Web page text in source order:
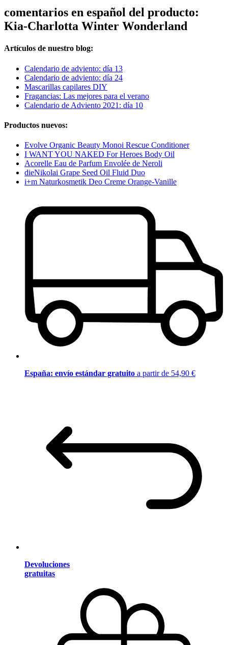
comentarios en español del producto:
Kia-Charlotta Winter Wonderland
Artículos de nuestro blog:
Calendario de adviento: día 13
Calendario de adviento: día 24
Mascarillas capilares DIY
Fragancias: Las mejores para el verano
Calendario de Adviento 2021: día 10
Productos nuevos:
Evolve Organic Beauty Monoi Rescue Conditioner
I WANT YOU NAKED For Heroes Body Oil
Acorelle Eau de Parfum Envolée de Neroli
dieNikolai Grape Seed Oil Fluid Duo
i+m Naturkosmetik Deo Creme Orange-Vanille
España: envío estándar gratuito a partir de 54,90 €
Devoluciones
gratuitas